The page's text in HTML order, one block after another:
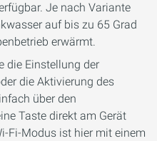
Je nach Variante
auf bis zu 65 Grad
erwärmt.
die Einstellung der
die Aktivierung des
über den
Taste direkt am Gerät
Fi-Modus ist hier mit einem